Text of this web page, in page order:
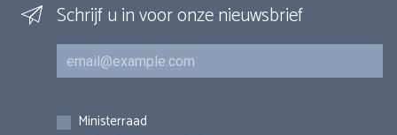
Schrijf u in voor onze nieuwsbrief
E-mail
Inschrijvingen
Ministerraad